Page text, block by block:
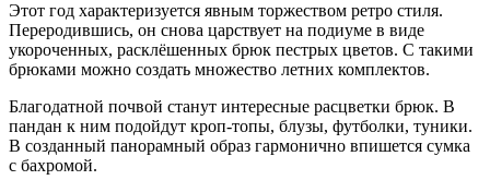
Этот год характеризуется явным торжеством ретро стиля.
Переродившись, он снова царствует на подиуме в виде
укороченных, расклёшенных брюк пестрых цветов. С такими
брюками можно создать множество летних комплектов.
Благодатной почвой станут интересные расцветки брюк. В
пандан к ним подойдут кроп-топы, блузы, футболки, туники.
В созданный панорамный образ гармонично впишется сумка
с бахромой.